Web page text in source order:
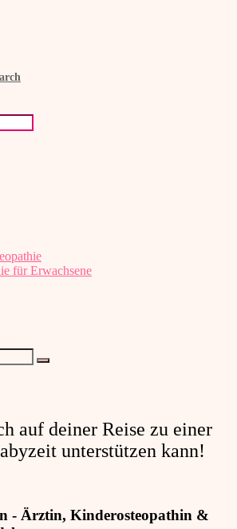
für Erwachsene
auf deiner Reise zu einer
unterstützen kann!
- Ärztin, Kinderosteopathin &